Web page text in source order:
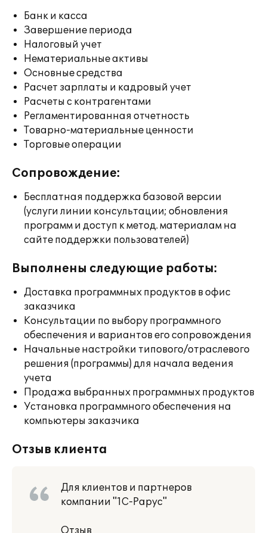
Банк и касса
Завершение периода
Налоговый учет
Нематериальные активы
Основные средства
Расчет зарплаты и кадровый учет
Расчеты с контрагентами
Регламентированная отчетность
Товарно-материальные ценности
Торговые операции
Сопровождение:
Бесплатная поддержка базовой версии
(услуги линии консультации; обновления
программ и доступ к метод. материалам на
сайте поддержки пользователей)
Выполнены следующие работы:
Доставка программных продуктов в офис
заказчика
Консультации по выбору программного
обеспечения и вариантов его сопровождения
Начальные настройки типового/отраслевого
решения (программы) для начала ведения
учета
Продажа выбранных программных продуктов
Установка программного обеспечения на
компьютеры заказчика
Отзыв клиента
Для клиентов и партнеров
компании "1С-Рарус"
Отзыв